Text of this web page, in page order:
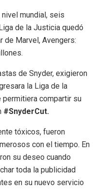
mundial, seis
de la Justicia quedó
de Marvel, Avengers:
de Snyder, exigieron
la Liga de la
compartir su
#SnyderCut.
tóxicos, fueron
con el tiempo. En
su deseo cuando
toda la publicidad
en su nuevo servicio